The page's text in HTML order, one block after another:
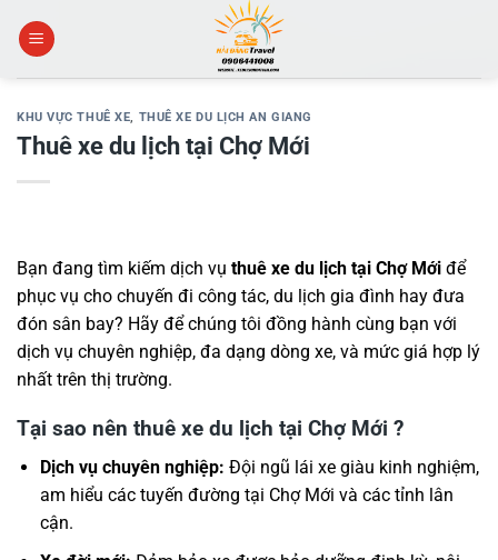
KHU VỰC THUÊ XE, THUÊ XE DU LỊCH AN GIANG
Thuê xe du lịch tại Chợ Mới
Bạn đang tìm kiếm dịch vụ thuê xe du lịch tại Chợ Mới để
phục vụ cho chuyến đi công tác, du lịch gia đình hay đưa
đón sân bay? Hãy để chúng tôi đồng hành cùng bạn với
dịch vụ chuyên nghiệp, đa dạng dòng xe, và mức giá hợp lý
nhất trên thị trường.
Tại sao nên thuê xe du lịch tại Chợ Mới ?
Dịch vụ chuyên nghiệp: Đội ngũ lái xe giàu kinh nghiệm,
am hiểu các tuyến đường tại Chợ Mới và các tỉnh lân
cận.